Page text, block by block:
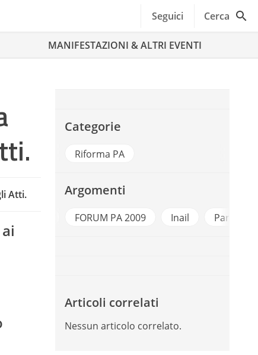
Seguici Cerca
MANIFESTAZIONI & ALTRI EVENTI
Atti.
Categorie
Riforma PA
Argomenti
FORUM PA 2009 Inail Pari
Articoli correlati
Nessun articolo correlato.